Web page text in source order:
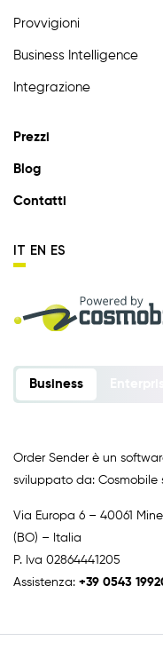
Business
Order Sender è un
sviluppato da: Cosmobile
Via Europa 6 – 40061
(BO) – Italia
P. Iva 02864441205
Assistenza: +39 0543
Provvigioni
Business Intelligence
Integrazione
Prezzi
Blog
Contatti
IT EN ES